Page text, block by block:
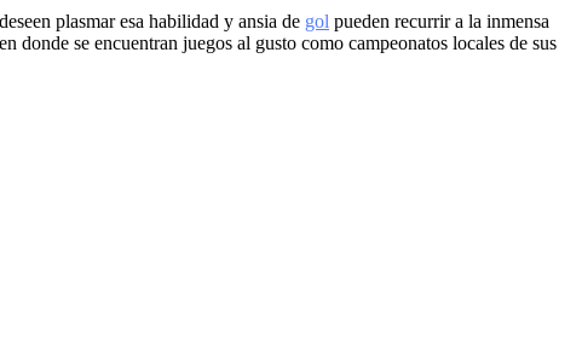
plasmar esa habilidad y ansia de gol pueden recurrir a la inmensa
donde se encuentran juegos al gusto como campeonatos locales de sus